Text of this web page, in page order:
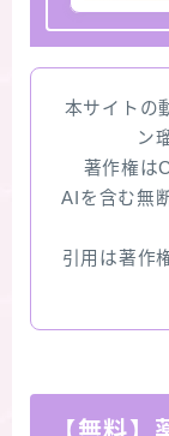
本サイトの
ン
著作権は
AIを含む無
引用は著作